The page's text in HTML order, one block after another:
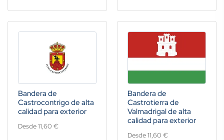
Bandera de
Castrocontrigo de alta
calidad para exterior
Desde 11,60 €
Bandera de
Castrotierra de
Valmadrigal de alta
calidad para exterior
Desde 11,60 €